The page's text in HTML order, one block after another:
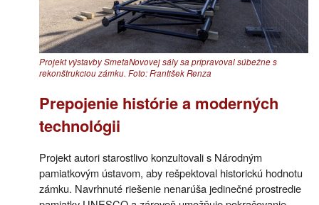
Projekt výstavby SmetaNovovej sály sa pripravoval súbežne s
rekonštrukciou zámku. Foto: František Renza
Prepojenie histórie a moderných
technológii
Projekt autori starostlivo konzultovali s Národným
pamiatkovým ústavom, aby rešpektoval historickú hodnotu
zámku. Navrhnuté riešenie nenarúša jedinečné prostredie